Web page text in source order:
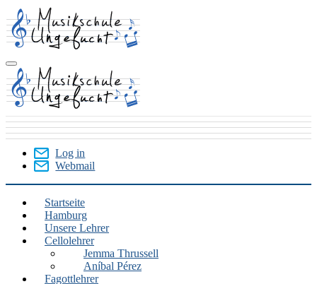
Skip
to
main
content
User
Menu
Log in
Webmail
Hamburg
Startseite
Hamburg
Unsere Lehrer
Cellolehrer
Jemma Thrussell
Aníbal Pérez
Fagottlehrer